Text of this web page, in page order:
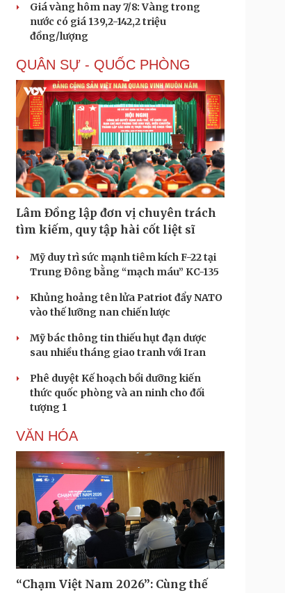
Giá vàng hôm nay 7/8: Vàng trong
nước có giá 139,2-142,2 triệu
đồng/lượng
QUÂN SỰ - QUỐC PHÒNG
Lâm Đồng lập đơn vị chuyên trách
tìm kiếm, quy tập hài cốt liệt sĩ
Mỹ duy trì sức mạnh tiêm kích F-22 tại
Trung Đông bằng “mạch máu” KC-135
Khủng hoảng tên lửa Patriot đẩy NATO
vào thế lưỡng nan chiến lược
Mỹ bác thông tin thiếu hụt đạn dược
sau nhiều tháng giao tranh với Iran
Phê duyệt Kế hoạch bồi dưỡng kiến
thức quốc phòng và an ninh cho đối
tượng 1
VĂN HÓA
“Chạm Việt Nam 2026”: Cùng thế